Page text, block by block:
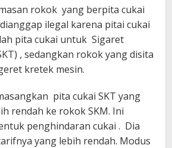
rokok yang berpita cukai
ilegal karena pitai cukai
pita cukai untuk Sigaret
, sedangkan rokok yang disita
kretek mesin.
pita cukai SKT yang
rendah ke rokok SKM. Ini
penghindaran cukai . Dia
yang lebih rendah. Modus